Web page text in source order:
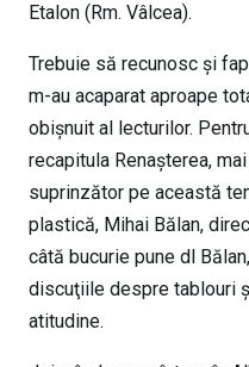
Etalon (Rm. Vâlcea).
Trebuie să recunosc şi
m-au acaparat aproape
obişnuit al lecturilor.
recapitula Renaşterea,
suprinzător pe această
plastică, Mihai Bălan,
câtă bucurie pune dl
discuţiile despre tablouri
atitudine.